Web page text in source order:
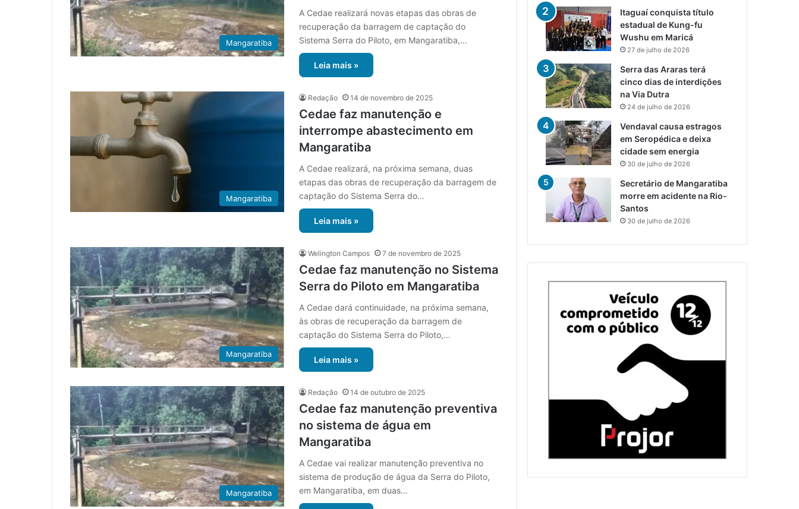
Mangaratiba
A Cedae realizará novas etapas das obras de
recuperação da barragem de captação do
Sistema Serra do Piloto, em Mangaratiba,…
Leia mais »
Mangaratiba
Redação 14 de novembro de 2025
Cedae faz manutenção e
interrompe abastecimento em
Mangaratiba
A Cedae realizará, na próxima semana, duas
etapas das obras de recuperação da barragem de
captação do Sistema Serra do…
Leia mais »
Mangaratiba
Welington Campos 7 de novembro de 2025
Cedae faz manutenção no Sistema
Serra do Piloto em Mangaratiba
A Cedae dará continuidade, na próxima semana,
às obras de recuperação da barragem de
captação do Sistema Serra do Piloto,…
Leia mais »
Mangaratiba
Redação 14 de outubro de 2025
Cedae faz manutenção preventiva
no sistema de água em
Mangaratiba
A Cedae vai realizar manutenção preventiva no
sistema de produção de água da Serra do Piloto,
em Mangaratiba, em duas…
Itaguaí conquista título
estadual de Kung-fu
Wushu em Maricá
27 de julho de 2026
Serra das Araras terá
cinco dias de interdições
na Via Dutra
24 de julho de 2026
Vendaval causa estragos
em Seropédica e deixa
cidade sem energia
30 de julho de 2026
Secretário de Mangaratiba
morre em acidente na Rio-
Santos
30 de julho de 2026